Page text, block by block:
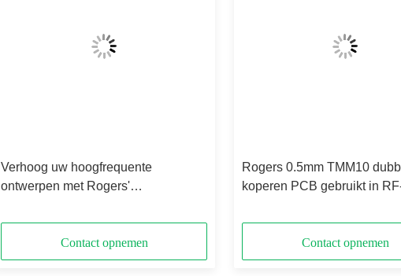
Verhoog uw hoogfrequente
ontwerpen met Rogers'
Contact opnemen
Rogers 0.5mm TMM10
koperen PCB gebruikt in
Contact opnemen